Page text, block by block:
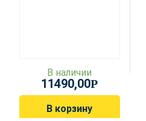
В наличии
11490,00Р
В корзину